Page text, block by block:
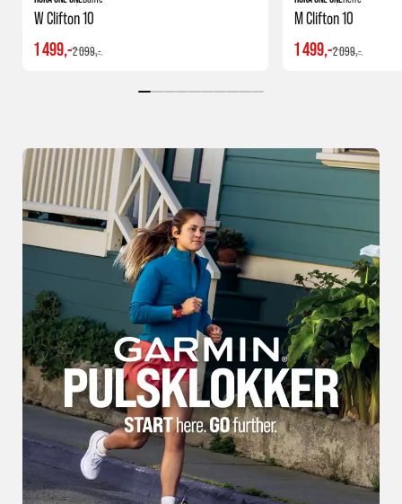
W Clifton 10
2 099,-
1 499,-
M Clifton 10
2 099,-
1 499,-